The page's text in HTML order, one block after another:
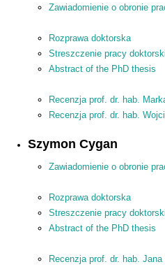
Zawiadomienie o obronie
Rozprawa doktorska
Streszczenie pracy
Abstract of the PhD thesis
Recenzja prof. dr. hab.
Recenzja prof. dr. hab.
Szymon Cygan
Zawiadomienie o obronie
Rozprawa doktorska
Streszczenie pracy
Abstract of the PhD thesis
Recenzja prof. dr. hab. Jana